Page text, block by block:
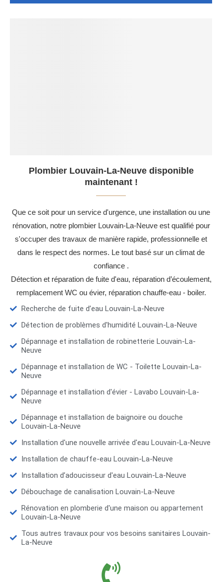
Plombier Louvain-La-Neuve disponible
maintenant !
Que ce soit pour un service d'urgence, une installation ou une
rénovation, notre plombier Louvain-La-Neuve est qualifié pour
s'occuper des travaux de manière rapide, professionnelle et
dans le respect des normes. Le tout basé sur un climat de
confiance .
Détection et réparation de fuite d'eau, réparation d’écoulement,
remplacement WC ou évier, réparation chauffe-eau - boiler.
Recherche de fuite d’eau Louvain-La-Neuve
Détection de problèmes d'humidité Louvain-La-Neuve
Dépannage et installation de robinetterie Louvain-La-
Neuve
Dépannage et installation de WC - Toilette Louvain-La-
Neuve
Dépannage et installation d'évier - Lavabo Louvain-La-
Neuve
Dépannage et installation de baignoire ou douche
Louvain-La-Neuve
Installation d'une nouvelle arrivée d'eau Louvain-La-Neuve
Installation de chauffe-eau Louvain-La-Neuve
Installation d’adoucisseur d'eau Louvain-La-Neuve
Débouchage de canalisation Louvain-La-Neuve
Rénovation en plomberie d'une maison ou appartement
Louvain-La-Neuve
Tous autres travaux pour vos besoins sanitaires Louvain-
La-Neuve